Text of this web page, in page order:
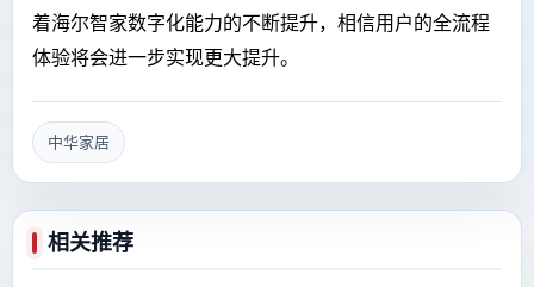
着海尔智家数字化能力的不断提升，相信用户的全流程
体验将会进一步实现更大提升。
中华家居
相关推荐